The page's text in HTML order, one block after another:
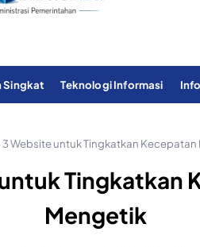
Singkat Teknologi Informasi
3 Website untuk Tingkatkan
Tingkatkan
Mengetik